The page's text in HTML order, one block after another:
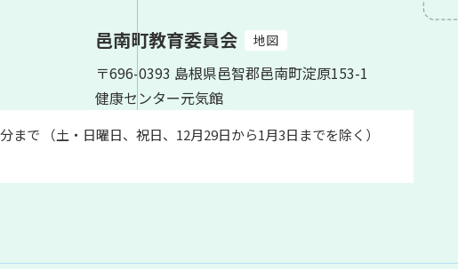
邑南町教育委員会 地図
〒696-0393 島根県邑智郡邑南町淀原153-1
健康センター元気館
まで （土・日曜日、祝日、12月29日から1月3日までを除く）